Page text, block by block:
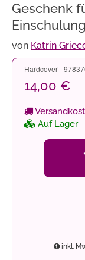
Geschenk
von Katrin
Hardcover -
14,00 €
Auf Lager
inkl.